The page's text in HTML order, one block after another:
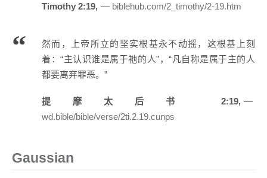
Timothy 2:19, biblehub.com/2_timothy/2-19.htm
然而，上帝所立的坚实根基永不动摇，这根基上刻
着：“主认识谁是属于祂的人”，“凡自称是属于主的人
都要离弃罪恶。”
提摩太后书 2:19,
wd.bible/bible/verse/2ti.2.19.cunps
Gaussian